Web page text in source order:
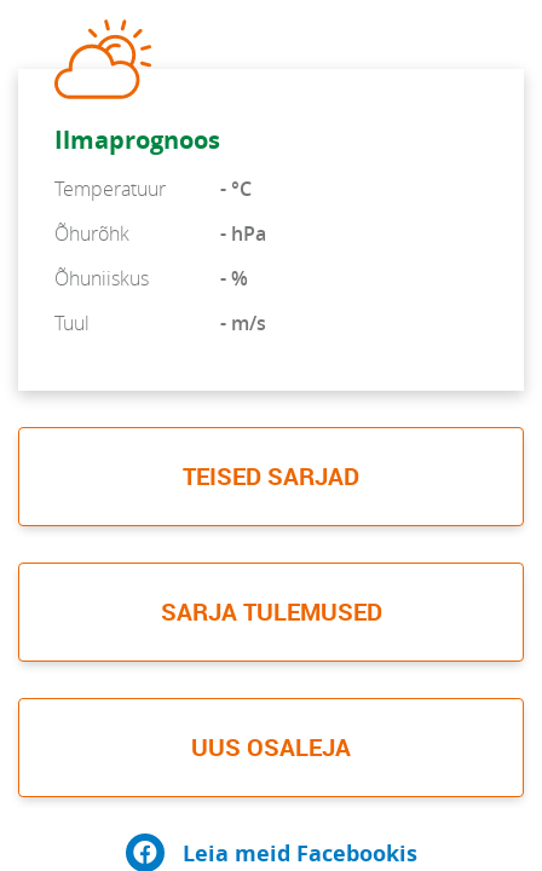
Ilmaprognoos
Temperatuur
- °C
Õhurõhk
- hPa
Õhuniiskus
- %
Tuul
- m/s
TEISED SARJAD
SARJA TULEMUSED
UUS OSALEJA
Leia meid Facebookis